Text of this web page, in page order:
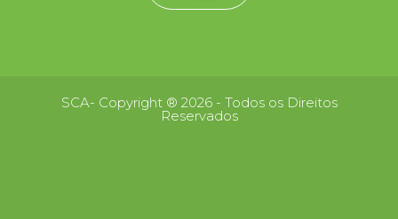
SCA- Copyright ® 2026 - Todos os Direitos
Reservados